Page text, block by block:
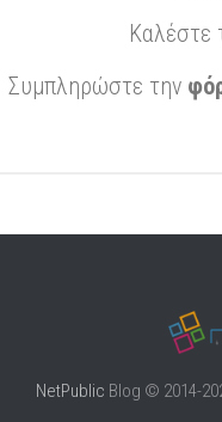
Καλέστε
Συμπληρώστε την
NetPublic Blog © 2014-